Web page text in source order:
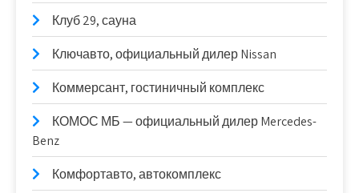
Клуб 29, сауна
Ключавто, официальный дилер Nissan
Коммерсант, гостиничный комплекс
КОМОС МБ — официальный дилер Mercedes-
Benz
Комфортавто, автокомплекс